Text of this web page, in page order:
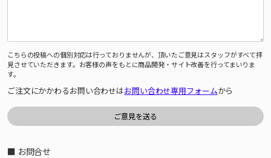
こちらの投稿への個別対応は行っておりませんが、頂いたご意見はスタッフがすべて拝
見させていただきます。お客様の声をもとに商品開発・サイト改善を行ってまいりま
す。
ご注文にかかわるお問い合わせはお問い合わせ専用フォームから
■ お問合せ